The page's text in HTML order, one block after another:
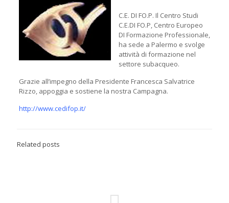
C.E. DI FO.P. Il Centro Studi
C.E.DI FO.P, Centro Europeo
DI Formazione Professionale,
ha sede a Palermo e svolge
attività di formazione nel
settore subacqueo.
Grazie all’impegno della Presidente Francesca Salvatrice
Rizzo, appoggia e sostiene la nostra Campagna.
http://www.cedifop.it/
Related posts